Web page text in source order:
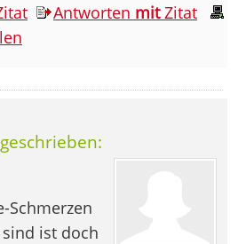
Antworten mitZitat
Schmerzen
ist doch